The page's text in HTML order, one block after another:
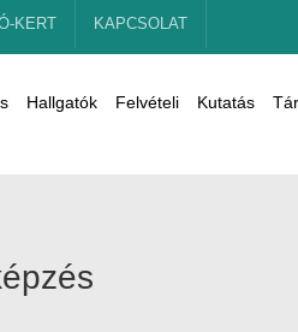
KERT KAPCSOLAT
Hallgatók Felvételi Kutatás